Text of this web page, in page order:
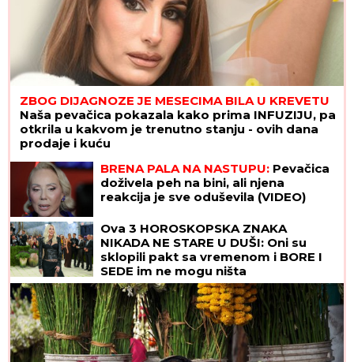
ZBOG DIJAGNOZE JE MESECIMA BILA U KREVETU
Naša pevačica pokazala kako prima INFUZIJU, pa
otkrila u kakvom je trenutno stanju - ovih dana
prodaje i kuću
BRENA PALA NA NASTUPU: Pevačica
doživela peh na bini, ali njena
reakcija je sve oduševila (VIDEO)
Ova 3 HOROSKOPSKA ZNAKA
NIKADA NE STARE U DUŠI: Oni su
sklopili pakt sa vremenom i BORE I
SEDE im ne mogu ništa